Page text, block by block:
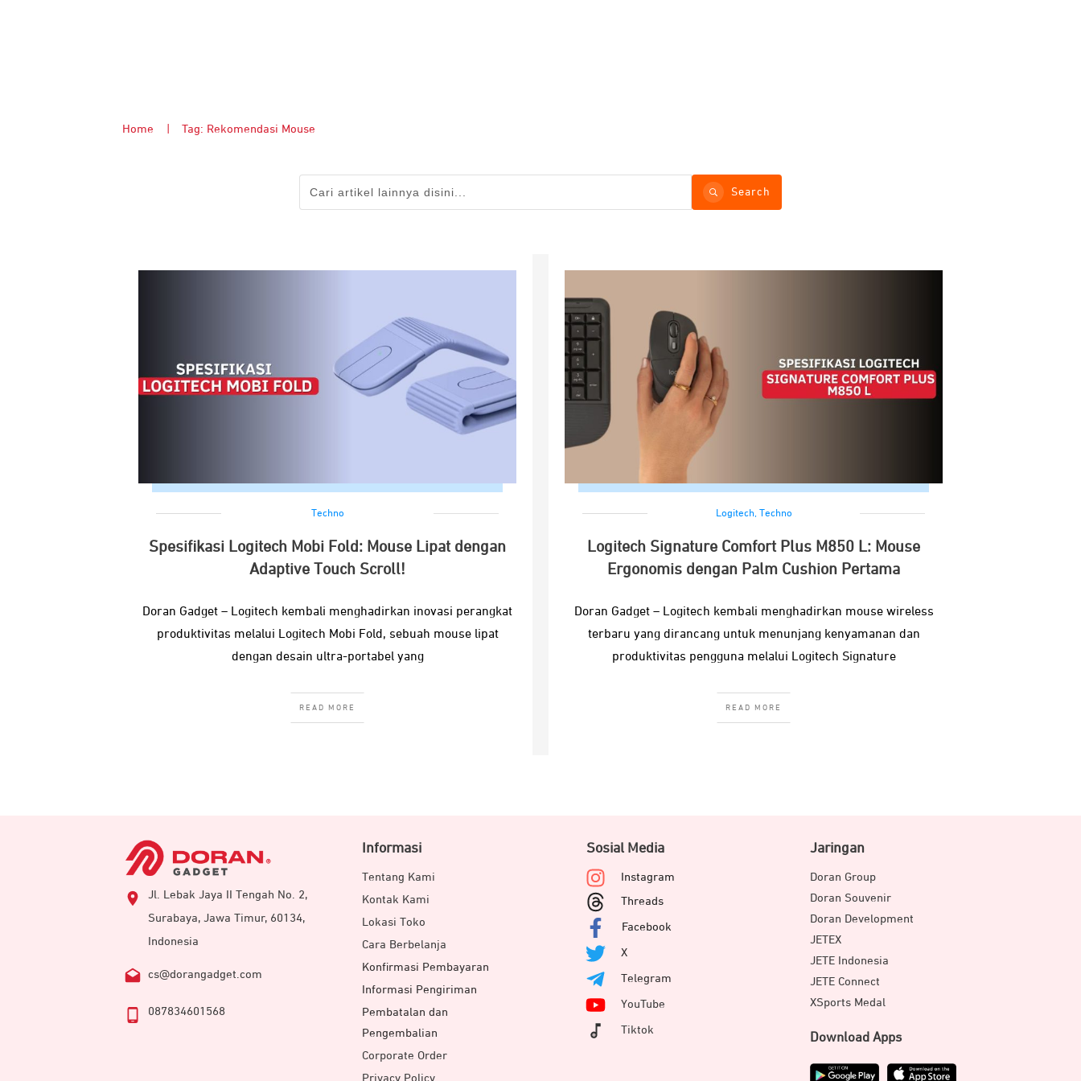
Home Tag: Rekomendasi Mouse
Search
Techno
Spesifikasi Logitech Mobi Fold: Mouse Lipat dengan
Adaptive Touch Scroll!
Doran Gadget – Logitech kembali menghadirkan inovasi perangkat
produktivitas melalui Logitech Mobi Fold, sebuah mouse lipat
dengan desain ultra-portabel yang
READ MORE
Logitech, Techno
Logitech Signature Comfort Plus M850 L: Mouse
Ergonomis dengan Palm Cushion Pertama
Doran Gadget – Logitech kembali menghadirkan mouse wireless
terbaru yang dirancang untuk menunjang kenyamanan dan
produktivitas pengguna melalui Logitech Signature
READ MORE
Jl. Lebak Jaya II Tengah No. 2,
Surabaya, Jawa Timur, 60134,
Indonesia
cs@dorangadget.com
087834601568
Informasi
Tentang Kami
Kontak Kami
Lokasi Toko
Cara Berbelanja
Konfirmasi Pembayaran
Informasi Pengiriman
Pembatalan dan
Pengembalian
Corporate Order
Privacy Policy
Sosial Media
Instagram
Threads
Facebook
X
Telegram
YouTube
Tiktok
Jaringan
Doran Group
Doran Souvenir
Doran Development
JETEX
JETE Indonesia
JETE Connect
XSports Medal
Download Apps